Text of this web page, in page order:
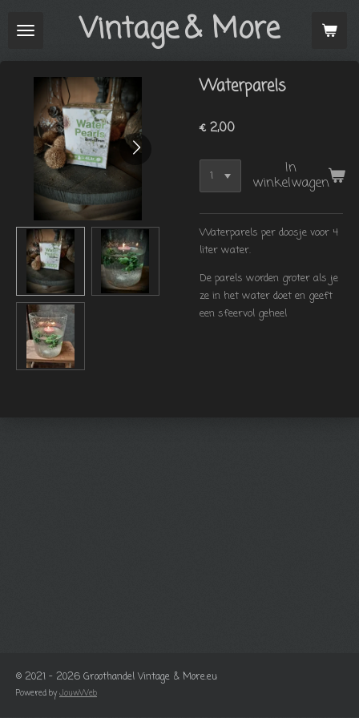
direct
hoofdinhoud
Vintage& More
Waterparels
€ 2,00
In
winkelwagen
Waterparels per doosje voor 4
liter water.
De parels worden groter als je
ze in het water doet en geeft
een sfeervol geheel
© 2021 - 2026 Groothandel Vintage & More.eu
Powered byJouwWeb